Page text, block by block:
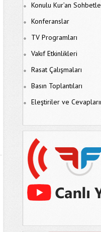
Konulu Kur’an
Konferanslar
TV Programları
Vakıf Etkinlikleri
Rasat Çalışmaları
Basın Toplantıları
Eleştiriler ve